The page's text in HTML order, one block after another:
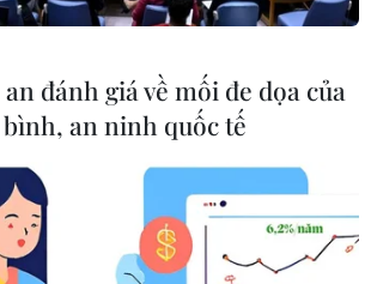
đánh giá về mối đe dọa của
an ninh quốc tế